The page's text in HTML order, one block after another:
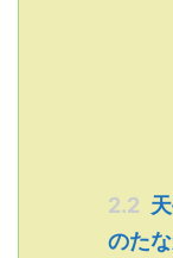
2.2
のた